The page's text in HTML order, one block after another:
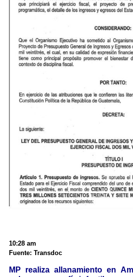
10:28 am
Fuente: Transdoc
MP realiza allanamiento en